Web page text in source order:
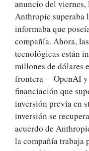
anuncio del viernes,
Anthropic superaba
informaba que
compañía. Ahora,
tecnológicas están
millones de dólares
frontera —OpenAI
financiación que
inversión previa en
inversión se
acuerdo de
la compañía trabaja